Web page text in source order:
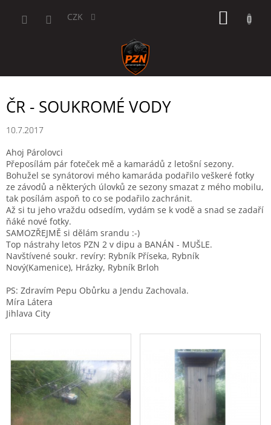
CZK
ČR - SOUKROMÉ VODY
10.7.2017
Ahoj Párolovci
Přeposílám pár foteček mě a kamarádů z letošní sezony.
Bohužel se synátorovi mého kamaráda podařilo veškeré fotky
ze závodů a některých úlovků ze sezony smazat z mého mobilu,
tak posílám aspoň to co se podařilo zachránit.
Až si tu jeho vraždu odsedím, vydám se k vodě a snad se zadaří
ňáké nové fotky.
SAMOZŘEJMĚ si dělám srandu :-)
Top nástrahy letos PZN 2 v dipu a BANÁN - MUŠLE.
Navštívené soukr. revíry: Rybník Příseka, Rybník
Nový(Kamenice), Hrázky, Rybník Brloh
PS: Zdravím Pepu Obůrku a Jendu Zachovala.
Míra Látera
Jihlava City